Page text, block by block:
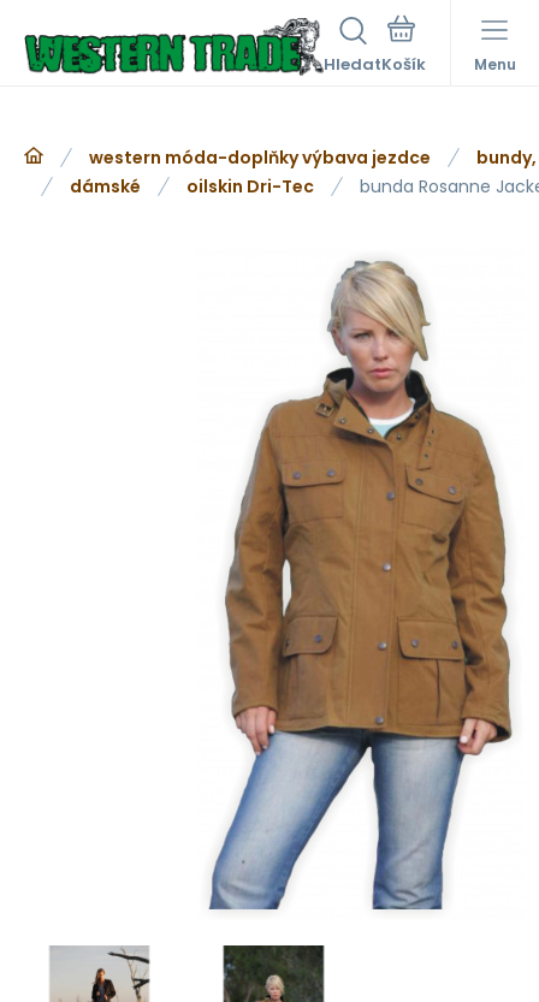
Hledat Menu
western móda-doplňky výbava jezdce
dámské
oilskin Dri-Tec bunda Rosanne